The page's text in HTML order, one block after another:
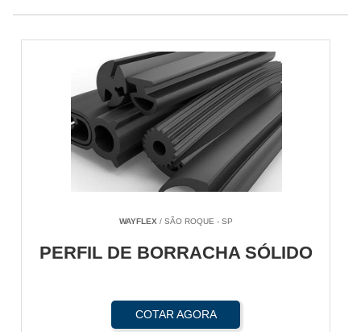
WAYFLEX/ SÃO ROQUE - SP
PERFIL DE BORRACHA SÓLIDO
COTAR AGORA